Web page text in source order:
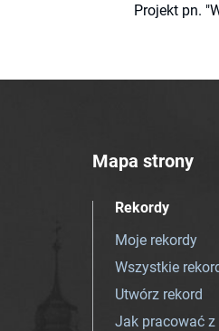
Projekt pn.
Mapa strony
Rekordy
Moje rekordy
Wszystkie
Utwórz rekord
Jak pracować z